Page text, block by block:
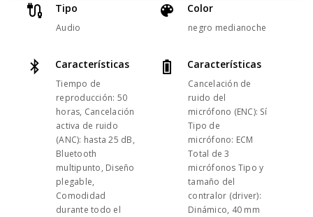
Tipo
Audio
Color
negro medianoche
Características
Tiempo de
reproducción: 50
horas, Cancelación
activa de ruido
(ANC): hasta 25 dB,
Bluetooth
multipunto, Diseño
plegable,
Comodidad
durante todo el
Características
Cancelación de
ruido del
micrófono (ENC): Sí
Tipo de
micrófono: ECM
Total de 3
micrófonos Tipo y
tamaño del
contralor (driver):
Dinámico, 40 mm